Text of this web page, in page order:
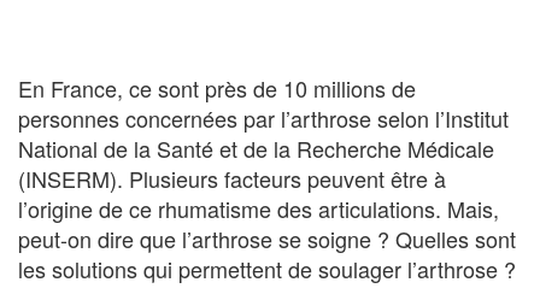
En France, ce sont près de 10 millions de
personnes concernées par l’arthrose selon l’Institut
National de la Santé et de la Recherche Médicale
(INSERM). Plusieurs facteurs peuvent être à
l’origine de ce rhumatisme des articulations. Mais,
peut-on dire que l’arthrose se soigne ? Quelles sont
les solutions qui permettent de soulager l’arthrose ?